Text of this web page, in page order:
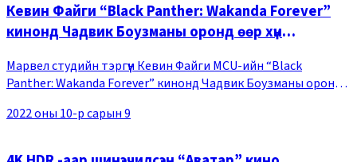
Кевин Файги “Black Panther: Wakanda Forever”
кинонд Чадвик Боузманы оронд өөр хүн
Марвел студийн тэргүүн Кевин Файги MCU-ийн “Black
Panther: Wakanda Forever” кинонд Чадвик Боузманы оронд
өгчээ. Кевин Файги саяхан өгсөн “Empire”
2022 оны 10-р сарын 9